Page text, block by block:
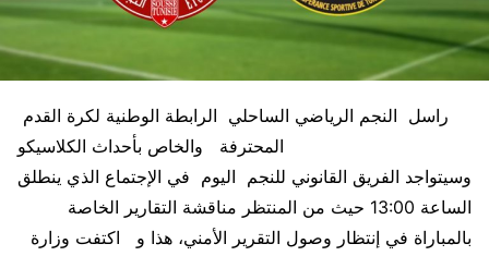
المحترفة والخاص بأحداث الكلاسيكو
وسيتواجد الفريق القانوني للنجم اليوم في الإجتماع الذي ينطلق
الساعة 13:00 حيث من المنتظر مناقشة التقارير الخاصة
بالمباراة في إنتظار وصول التقرير الأمني، هذا و اكتفت وزارة